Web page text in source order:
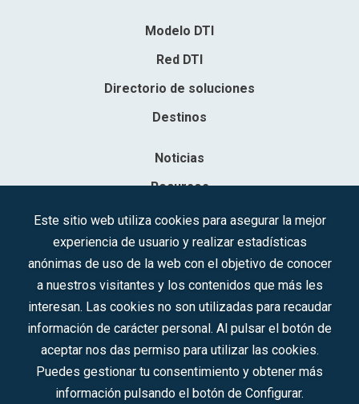
Modelo DTI
Red DTI
Directorio de soluciones
Destinos
Noticias
Recursos
Contacto
Sociedad Mercantil Estatal para la Gestión de la Innovación y las
C.I.F.: A-81/874.984
Síguenos en redes sociales:
Este sitio web utiliza cookies para asegurar la mejor
experiencia de usuario y realizar estadísticas
anónimas de uso de la web con el objetivo de conocer
a nuestros visitantes y los contenidos que más les
interesan. Las cookies no son utilizadas para recaudar
información de carácter personal. Al pulsar el botón de
aceptar nos das permiso para utilizar las cookies.
Puedes gestionar tu consentimiento y obtener más
información pulsando el botón de Configurar.